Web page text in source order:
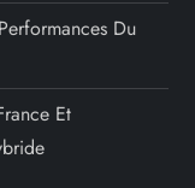
Du
Et